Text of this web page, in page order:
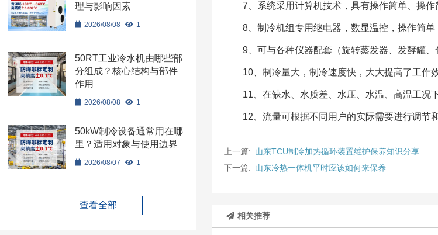
7、系统采用计算机技术，具有操作简单、操作
8、制冷机组专用继电器，数显温控，操作简单
9、可与各种仪器配套（旋转蒸发器、发酵罐、
10、制冷量大，制冷速度快，大大提高了工作效
11、在缺水、水质差、水压、水温、高温工况
12、流量可根据不同用户的实际需要进行调节和
上一篇: 山东TCU制冷加热循环装置维护保养知识分享
下一篇: 山东冷热一体机平时应该如何来保养
相关推荐
理与影响因素
2026/08/08 1
50RT工业冷水机由哪些部
分组成？核心结构与部件
作用
2026/08/08 1
50kW制冷设备通常用在哪
里？适用对象与使用边界
2026/08/07 1
查看全部